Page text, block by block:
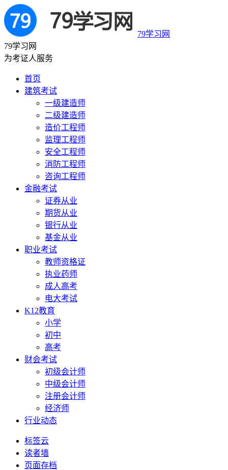
79学习网
79学习网
为考证人服务
首页
建筑考试
一级建造师
二级建造师
造价工程师
监理工程师
安全工程师
消防工程师
咨询工程师
金融考试
证券从业
期货从业
银行从业
基金从业
职业考试
教师资格证
执业药师
成人高考
电大考试
K12教育
小学
初中
高考
财会考试
初级会计师
中级会计师
注册会计师
经济师
行业动态
标签云
读者墙
页面存档